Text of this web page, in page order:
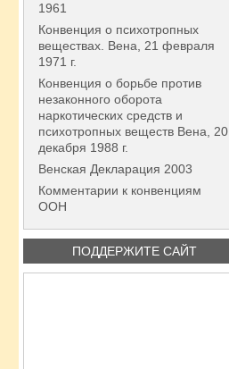
1961
Конвенция о психотропных
веществах. Вена, 21 февраля
1971 г.
Конвенция о борьбе против
незаконного оборота
наркотических средств и
психотропных веществ Вена, 20
декабря 1988 г.
Венская Декларация 2003
Комментарии к конвенциям
ООН
ПОДДЕРЖИТЕ САЙТ